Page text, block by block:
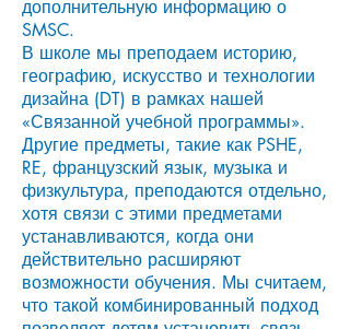
дополнительную информацию о
SMSC.
В школе мы преподаем историю,
географию, искусство и технологии
дизайна (DT) в рамках нашей
«Связанной учебной программы».
Другие предметы, такие как PSHE,
RE, французский язык, музыка и
физкультура, преподаются отдельно,
хотя связи с этими предметами
устанавливаются, когда они
действительно расширяют
возможности обучения. Мы считаем,
что такой комбинированный подход